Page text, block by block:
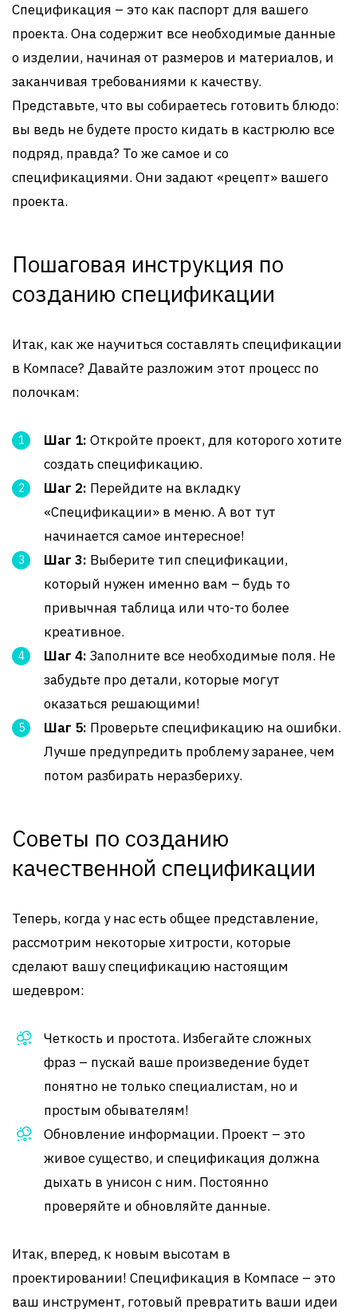
Спецификация – это как паспорт для вашего
проекта. Она содержит все необходимые данные
о изделии, начиная от размеров и материалов, и
заканчивая требованиями к качеству.
Представьте, что вы собираетесь готовить блюдо:
вы ведь не будете просто кидать в кастрюлю все
подряд, правда? То же самое и со
спецификациями. Они задают «рецепт» вашего
проекта.
Пошаговая инструкция по
созданию спецификации
Итак, как же научиться составлять спецификации
в Компасе? Давайте разложим этот процесс по
полочкам:
Шаг 1: Откройте проект, для которого хотите
создать спецификацию.
Шаг 2: Перейдите на вкладку
«Спецификации» в меню. А вот тут
начинается самое интересное!
Шаг 3: Выберите тип спецификации,
который нужен именно вам – будь то
привычная таблица или что-то более
креативное.
Шаг 4: Заполните все необходимые поля. Не
забудьте про детали, которые могут
оказаться решающими!
Шаг 5: Проверьте спецификацию на ошибки.
Лучше предупредить проблему заранее, чем
потом разбирать неразбериху.
Советы по созданию
качественной спецификации
Теперь, когда у нас есть общее представление,
рассмотрим некоторые хитрости, которые
сделают вашу спецификацию настоящим
шедевром:
Четкость и простота. Избегайте сложных
фраз – пускай ваше произведение будет
понятно не только специалистам, но и
простым обывателям!
Обновление информации. Проект – это
живое существо, и спецификация должна
дыхать в унисон с ним. Постоянно
проверяйте и обновляйте данные.
Итак, вперед, к новым высотам в
проектировании! Спецификация в Компасе – это
ваш инструмент, готовый превратить ваши идеи